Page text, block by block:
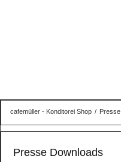
cafemüller - Konditorei Shop / Presse
Presse Downloads